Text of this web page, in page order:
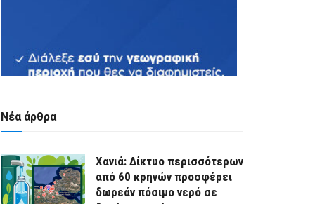
Νέα άρθρα
Χανιά: Δίκτυο περισσότερων
από 60 κρηνών προσφέρει
δωρεάν πόσιμο νερό σε